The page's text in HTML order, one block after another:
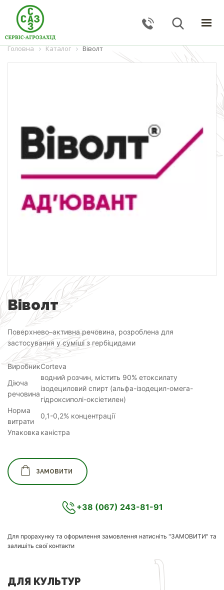
ГОЛОВНА
КАТАЛОГ
КОНТАКТИ
ЗВОРОТНИЙ ЗВ'ЯЗОК
Тернопільська обл., с. Великі Гаї, вул. Підлісна, 27
serviceagrozahid@gmail.com
Головна Каталог Віволт
Віволт
Поверхнево–активна речовина, розроблена для
застосування у суміші з гербіцидами
ВиробникCorteva
Діюча
речовина
водний розчин, містить 90% етоксилату
ізодециловий спирт (альфа-ізодецил-омега-
гідроксиполі-оксіетилен)
Норма
витрати
0,1-0,2% концентрації
Упаковка каністра
ЗАМОВИТИ
+38 (067) 243-81-91
Для прорахунку та оформлення замовлення натисніть "ЗАМОВИТИ" та
залишіть свої контакти
ДЛЯ КУЛЬТУР